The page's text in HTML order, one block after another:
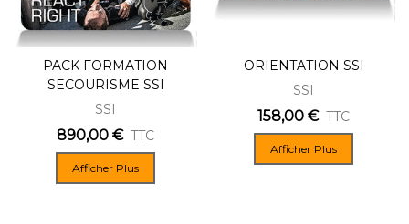
PACK FORMATION
SECOURISME SSI
SSI
890,00 € TTC
Afficher Plus
ORIENTATION SSI
SSI
158,00 € TTC
Afficher Plus